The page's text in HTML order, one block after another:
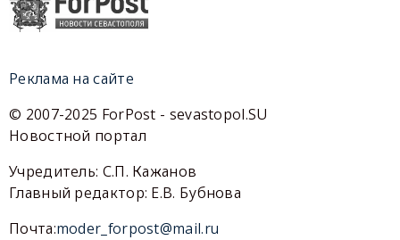
Реклама на сайте
© 2007-2025 ForPost - sevastopol.SU
Новостной портал
Учредитель: С.П. Кажанов
Главный редактор: Е.В. Бубнова
Почта:moder_forpost@mail.ru